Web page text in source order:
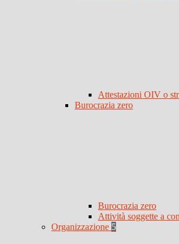
Attestazioni OIV o
Burocrazia zero
Burocrazia zero
Attività soggette a
Organizzazione 5